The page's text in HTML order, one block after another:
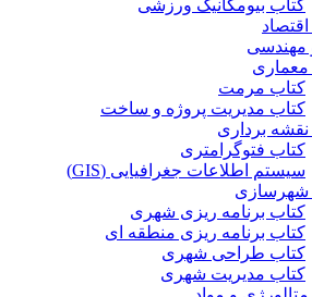
کتاب بیومکانیک ورزشی
مهندسی
معماری
کتاب مرمت
کتاب مدیریت پروژه و ساخت
برداری
کتاب فتوگرامتری
سیستم اطلاعات جغرافیایی (GIS)
شهرسازی
کتاب برنامه ریزی شهری
کتاب برنامه ریزی منطقه ای
کتاب طراحی شهری
کتاب مدیریت شهری